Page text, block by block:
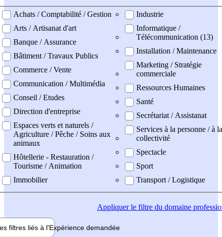
professionel
Achats / Comptabilité / Gestion
Arts / Artisanat d'art
Banque / Assurance
Bâtiment / Travaux Publics
Commerce / Vente
Communication / Multimédia
Conseil / Etudes
Direction d'entreprise
Espaces verts et naturels /
Agriculture / Pêche / Soins aux
animaux
Hôtellerie - Restauration /
Tourisme / Animation
Immobilier
Industrie
Informatique /
Télécommunication (13)
Installation / Maintenance
Marketing / Stratégie
commerciale
Ressources Humaines
Santé
Secrétariat / Assistanat
Services à la personne / à la
collectivité
Spectacle
Sport
Transport / Logistique
Appliquerle filtre du domaine
filtres liés à l'Expérience demandée